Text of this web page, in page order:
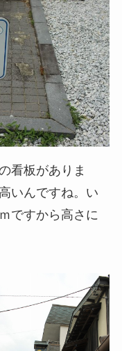
看板がありま
いんですね。い
ですから高さに